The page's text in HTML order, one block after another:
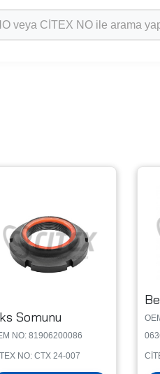
Somunu
NO: 81906200086
NO: CTX 24-007